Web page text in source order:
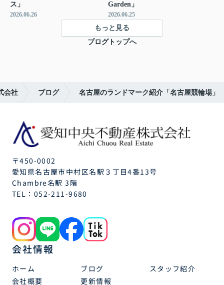
ス」
2026.06.26
Garden」
2026.06.25
もっと見る
ブログトップへ
会社 ブログ 名古屋のランドマーク紹介「名古屋競輪場」
〒450-0002
愛知県名古屋市中村区名駅３丁目4番13号
Chambre名駅 3階
TEL： 052-211-9680
会社情報
ホーム ブログ
スタッフ紹介
会社概要
更新情報